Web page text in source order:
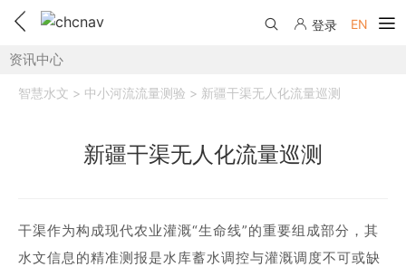
产品中心
服务与支持
教学视频
国内分支机构
登录 EN
资讯中心
智慧水文 > 中小河流流量测验 > 新疆干渠无人化流量巡测
新疆干渠无人化流量巡测
干渠作为构成现代农业灌溉“生命线”的重要组成部分，其
水文信息的精准测报是水库蓄水调控与灌溉调度不可或缺